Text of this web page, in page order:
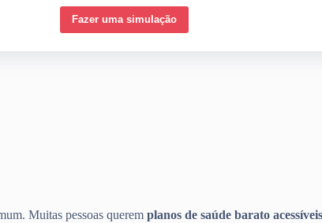
Fazer uma simulação
Muitas pessoas querem planos de saúde barato acessíveis